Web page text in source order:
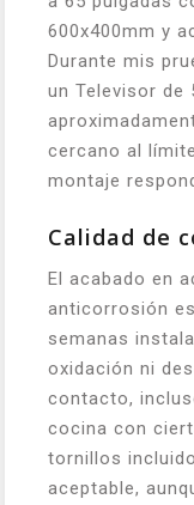
600x400mm y
Durante mis
un Televisor de
cercano al
montaje
Calidad de
El acabado en
anticorrosión
semanas
oxidación ni
contacto,
cocina con
tornillos
aceptable,